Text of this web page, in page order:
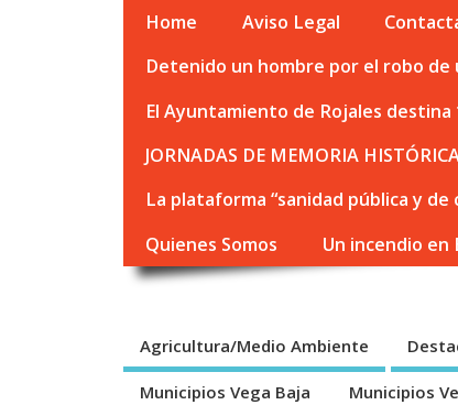
Home Aviso Legal
Detenido un hombre por el robo
El Ayuntamiento de Rojales
JORNADAS DE MEMORIA
La plataforma “sanidad pública y
Quienes Somos
Un incendio
Agricultura/Medio Ambiente
Municipios Vega Baja Municipios